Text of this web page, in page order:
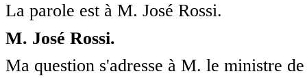
La parole est à M. José Rossi.
M. José Rossi.
Ma question s'adresse à M. le ministre